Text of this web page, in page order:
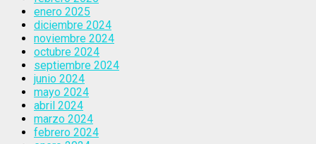
enero 2025
diciembre 2024
noviembre 2024
octubre 2024
septiembre 2024
junio 2024
mayo 2024
abril 2024
marzo 2024
febrero 2024